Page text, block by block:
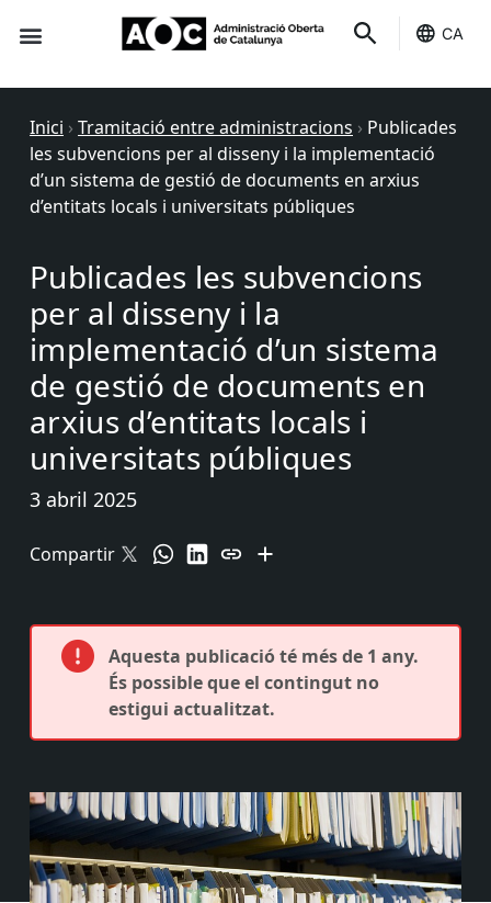
CA
Inici › Tramitació entre administracions › Publicades
les subvencions per al disseny i la implementació
d’un sistema de gestió de documents en arxius
d’entitats locals i universitats públiques
Publicades les subvencions
per al disseny i la
implementació d’un sistema
de gestió de documents en
arxius d’entitats locals i
universitats públiques
3 abril 2025
Compartir
Aquesta publicació té més de 1 any.
És possible que el contingut no
estigui actualitzat.